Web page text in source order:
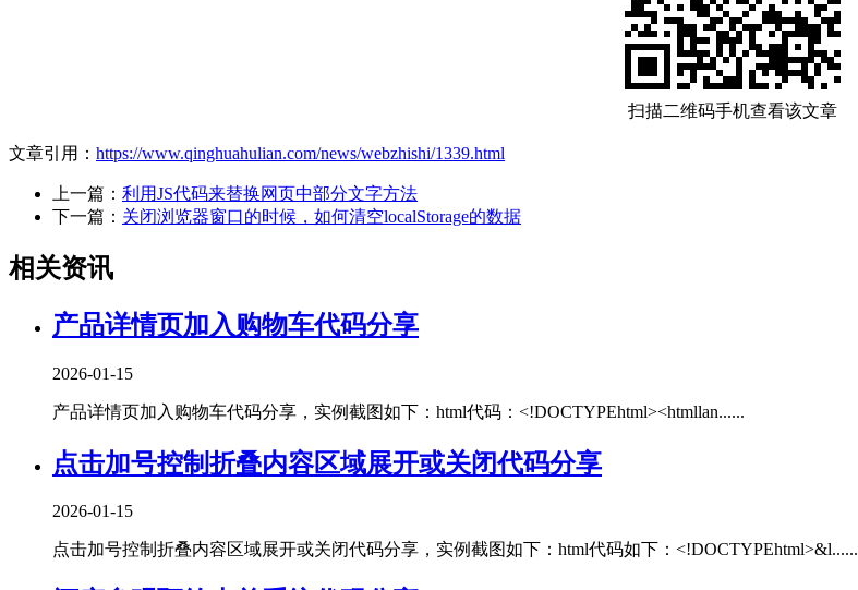
扫描二维码手机查看该文章
文章引用： https://www.qinghuahulian.com/news/webzhishi/1339.html
上一篇： 利用JS代码来替换网页中部分文字方法
下一篇： 关闭浏览器窗口的时候，如何清空localStorage的数据
相关资讯
产品详情页加入购物车代码分享
2026-01-15
产品详情页加入购物车代码分享，实例截图如下：html代码：<!DOCTYPEhtml><htmllan......
点击加号控制折叠内容区域展开或关闭代码分享
2026-01-15
点击加号控制折叠内容区域展开或关闭代码分享，实例截图如下：html代码如下：<!DOCTYPEhtml>&l......